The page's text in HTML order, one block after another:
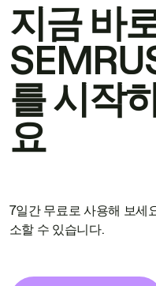
지금 바
를 시작
요
7일간 무료로 사용해 보세
소할 수 있습니다.